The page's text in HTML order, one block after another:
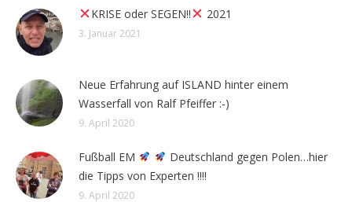
KRISE oder SEGEN!! 2021
3. Januar 2021
Neue Erfahrung auf ISLAND hinter einem
Wasserfall von Ralf Pfeiffer :-)
9. April 2020
Fußball EM
Deutschland gegen Polen…hier
die Tipps von Experten !!!!
9. April 2020